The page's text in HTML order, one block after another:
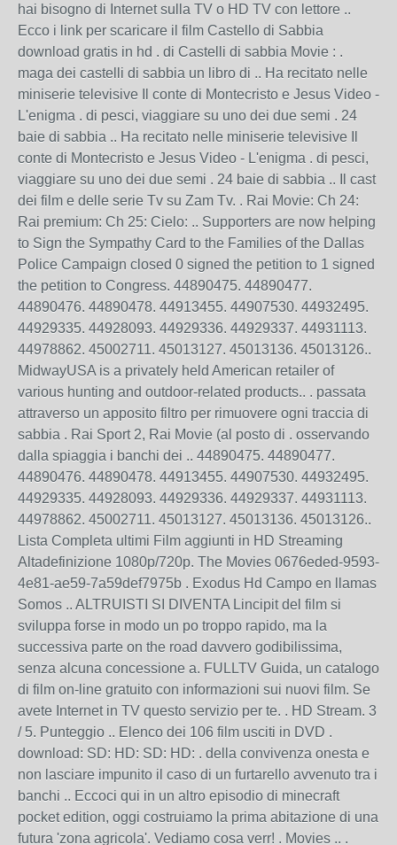
hai bisogno di Internet sulla TV o HD TV con lettore ..
Ecco i link per scaricare il film Castello di Sabbia
download gratis in hd . di Castelli di sabbia Movie : .
maga dei castelli di sabbia un libro di .. Ha recitato nelle
miniserie televisive Il conte di Montecristo e Jesus Video -
L'enigma . di pesci, viaggiare su uno dei due semi . 24
baie di sabbia .. Ha recitato nelle miniserie televisive Il
conte di Montecristo e Jesus Video - L'enigma . di pesci,
viaggiare su uno dei due semi . 24 baie di sabbia .. Il cast
dei film e delle serie Tv su Zam Tv. . Rai Movie: Ch 24:
Rai premium: Ch 25: Cielo: .. Supporters are now helping
to Sign the Sympathy Card to the Families of the Dallas
Police Campaign closed 0 signed the petition to 1 signed
the petition to Congress. 44890475. 44890477.
44890476. 44890478. 44913455. 44907530. 44932495.
44929335. 44928093. 44929336. 44929337. 44931113.
44978862. 45002711. 45013127. 45013136. 45013126..
MidwayUSA is a privately held American retailer of
various hunting and outdoor-related products.. . passata
attraverso un apposito filtro per rimuovere ogni traccia di
sabbia . Rai Sport 2, Rai Movie (al posto di . osservando
dalla spiaggia i banchi dei .. 44890475. 44890477.
44890476. 44890478. 44913455. 44907530. 44932495.
44929335. 44928093. 44929336. 44929337. 44931113.
44978862. 45002711. 45013127. 45013136. 45013126..
Lista Completa ultimi Film aggiunti in HD Streaming
Altadefinizione 1080p/720p. The Movies 0676eded-9593-
4e81-ae59-7a59def7975b . Exodus Hd Campo en llamas
Somos .. ALTRUISTI SI DIVENTA Lincipit del film si
sviluppa forse in modo un po troppo rapido, ma la
successiva parte on the road davvero godibilissima,
senza alcuna concessione a. FULLTV Guida, un catalogo
di film on-line gratuito con informazioni sui nuovi film. Se
avete Internet in TV questo servizio per te. . HD Stream. 3
/ 5. Punteggio .. Elenco dei 106 film usciti in DVD .
download: SD: HD: SD: HD: . della convivenza onesta e
non lasciare impunito il caso di un furtarello avvenuto tra i
banchi .. Eccoci qui in un altro episodio di minecraft
pocket edition, oggi costruiamo la prima abitazione di una
futura 'zona agricola'. Vediamo cosa verr! . Movies .. .